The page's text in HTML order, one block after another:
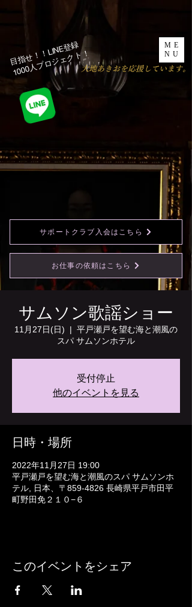
ME
NU
​大地あきおを応援しています。
目指せ！！LINE登録
1000人プロジェクト！​
お仕事の依頼はこちら
サポートクラブ入会はこちら
サムソン歌謡ショー
11月27日(日)
  |
平戸瀬戸を望む海と潮風の
スパ サムソンホテル
受付停止
他のイベントを見る
日時・場所
2022年11月27日 19:00
平戸瀬戸を望む海と潮風のスパ サムソンホ
テル, 日本、〒859-4826 長崎県平戸市田平
町野田免２１０−６
このイベントをシェア